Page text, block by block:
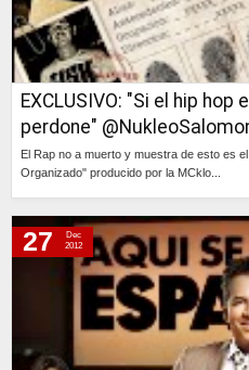
EXCLUSIVO: "Si el hip
perdone"
El Rap no a muerto y muestra de esto es
Organizado" producido por la MCklo...
27
Dec
2012
miércoles, 12 de diciembre de 2012
martes, 11 de diciembre de 2012
lunes, 10 de diciembre de 2012
sábado, 8 de diciembre de 2012